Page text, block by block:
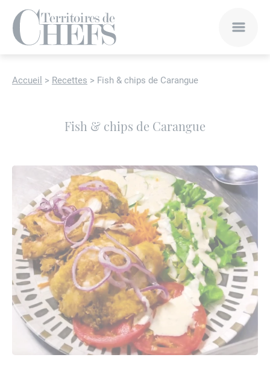
Accueil > Recettes > Fish & chips de Carangue
Fish & chips de Carangue